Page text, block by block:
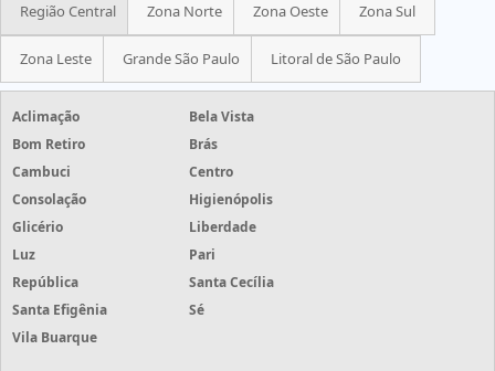
Região Central Zona Norte Zona Oeste Zona Sul
Zona Leste Grande São Paulo Litoral de São Paulo
Aclimação
Bela Vista
Bom Retiro
Brás
Cambuci
Centro
Consolação
Higienópolis
Glicério
Liberdade
Luz
Pari
República
Santa Cecília
Santa Efigênia
Sé
Vila Buarque